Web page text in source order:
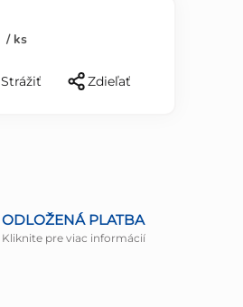
/ ks
Strážiť Zdieľať
ODLOŽENÁ PLATBA
Kliknite pre viac informácií